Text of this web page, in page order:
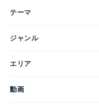
テーマ
ジャンル
エリア
動画